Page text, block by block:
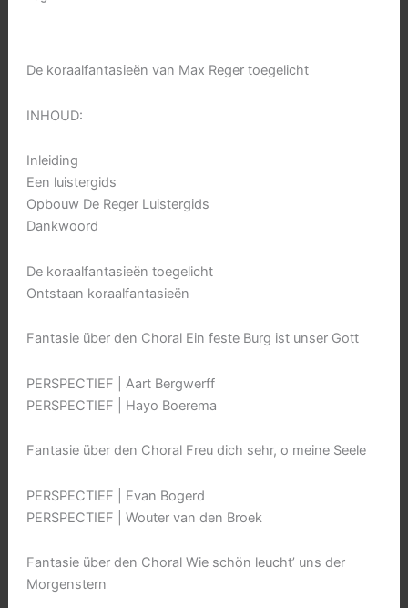
De koraalfantasieën van Max Reger toegelicht
INHOUD:
Inleiding
Een luistergids
Opbouw De Reger Luistergids
Dankwoord
De koraalfantasieën toegelicht
Ontstaan koraalfantasieën
Fantasie über den Choral Ein feste Burg ist unser Gott
PERSPECTIEF | Aart Bergwerff
PERSPECTIEF | Hayo Boerema
Fantasie über den Choral Freu dich sehr, o meine Seele
PERSPECTIEF | Evan Bogerd
PERSPECTIEF | Wouter van den Broek
Fantasie über den Choral Wie schön leucht’ uns der
Morgenstern